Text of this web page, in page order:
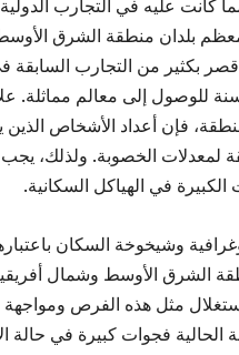
كانت عليه في التجارب
أن تتحول معظم بلدان منطقة الشرق
بكثير من التجارب السابقة
حيث استغرقت البلدان ما بين 50 إلى 150 سنة
فإن أعداد الأشخاص
لمعدلات الخصوبة. ولذلك،
في الهياكل السكانية.
وشيخوخة السكان
الشرق الأوسط وشمال
مثل هذه الفرص ومواجهة
فجوات كبيرة في حالة